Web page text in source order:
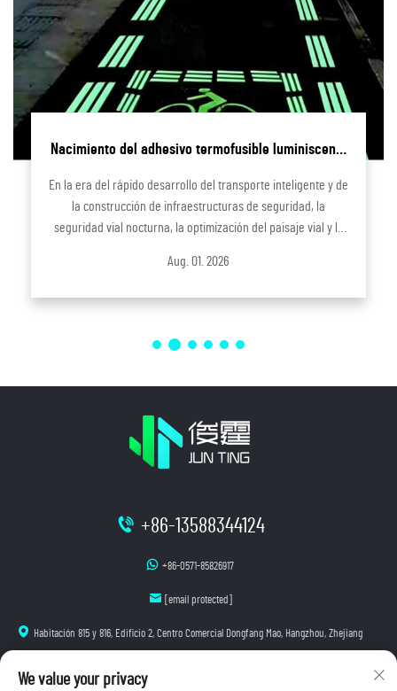
Nacimiento del adhesivo termofusible luminiscente
innovador de I+D independiente de Hangzhou
Junting Optoelectronic Technology
En la era del rápido desarrollo del transporte inteligente y de
la construcción de infraestructuras de seguridad, la
seguridad vial nocturna, la optimización del paisaje vial y la
públicas se han convertido en preocupaciones centrales de
Aug. 01. 2026
+86-13588344124
+86-0571-85826917
[email protected]
Habitación 815 y 816, Edificio 2, Centro Comercial Dongfang Mao, Hangzhou, Zhejiang
We value your privacy